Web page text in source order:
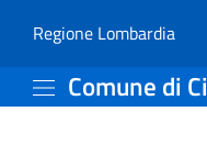
Dettagli
Regione Lombardia
Comune di